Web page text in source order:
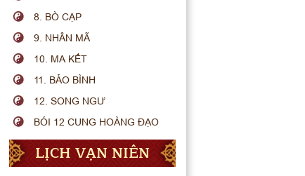
8. BÒ CẠP
9. NHÂN MÃ
10. MA KẾT
11. BẢO BÌNH
12. SONG NGƯ
BÓI 12 CUNG HOÀNG ĐẠO
LỊCH VẠN NIÊN